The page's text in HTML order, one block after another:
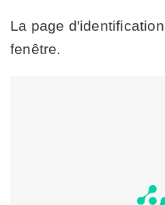
La page
fenêtre.